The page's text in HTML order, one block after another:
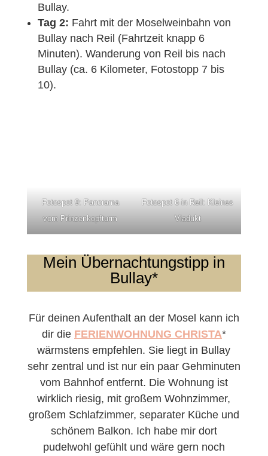
Bullay.
Tag 2: Fahrt mit der Moselweinbahn von
Bullay nach Reil (Fahrtzeit knapp 6
Minuten). Wanderung von Reil bis nach
Bullay (ca. 6 Kilometer, Fotostopp 7 bis
10).
Fotospot 9: Panorama
vom Prinzenkopfturm
Fotospot 6 in Reil: Kleines
Viadukt
Mein Übernachtungstipp in
Bullay*
Für deinen Aufenthalt an der Mosel kann ich
dir die FERIENWOHNUNG CHRISTA*
wärmstens empfehlen. Sie liegt in Bullay
sehr zentral und ist nur ein paar Gehminuten
vom Bahnhof entfernt. Die Wohnung ist
wirklich riesig, mit großem Wohnzimmer,
großem Schlafzimmer, separater Küche und
schönem Balkon. Ich habe mir dort
pudelwohl gefühlt und wäre gern noch